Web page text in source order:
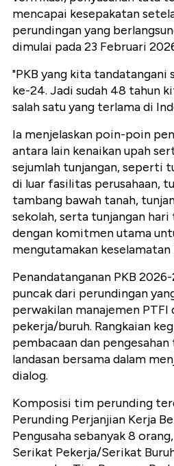
mencapai kesepakatan
perundingan yang
dimulai pada 23 Februari
"PKB yang kita tandatangani
ke-24. Jadi sudah 48 tahun
salah satu yang terlama di
Ia menjelaskan poin-poin
antara lain kenaikan upah
sejumlah tunjangan, seperti
di luar fasilitas perusahaan,
tambang bawah tanah,
sekolah, serta tunjangan hari
dengan komitmen utama
mengutamakan keselamatan
Penandatanganan PKB
puncak dari perundingan
perwakilan manajemen PTFI
pekerja/buruh. Rangkaian
pembacaan dan
landasan bersama dalam
dialog.
Komposisi tim perunding
Perunding Perjanjian Kerja
Pengusaha sebanyak 8
Serikat Pekerja/Serikat